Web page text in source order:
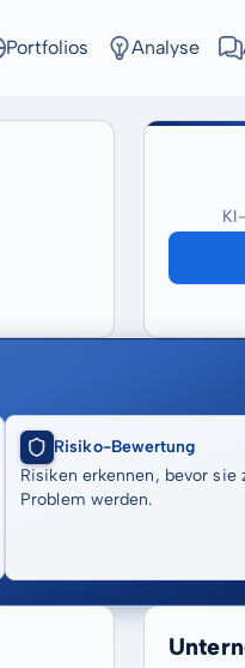
Portfolios Analyse
Risiko-Bewertung
Risiken erkennen, bevor sie
Problem werden.